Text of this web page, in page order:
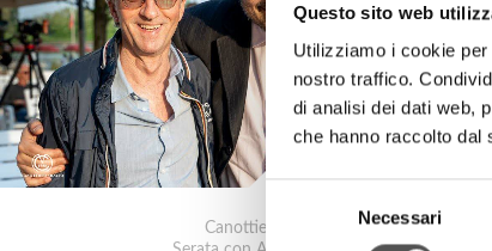
Questo sito web
Utilizziamo i cookie
nostro traffico.
di analisi dei dati web,
che hanno raccolto dal
del
Necessari
Canottieri Mincio